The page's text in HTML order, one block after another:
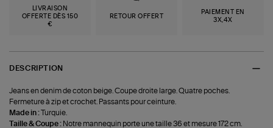
LIVRAISON
OFFERTE DÈS 150
€
RETOUR OFFERT
PAIEMENT EN
3X,4X
DESCRIPTION
Jeans en denim de coton beige. Coupe droite large. Quatre poches.
Fermeture à zip et crochet. Passants pour ceinture.
Made in :Turquie.
Taille & Coupe : Notre mannequin porte une taille 36 et mesure 172 cm.